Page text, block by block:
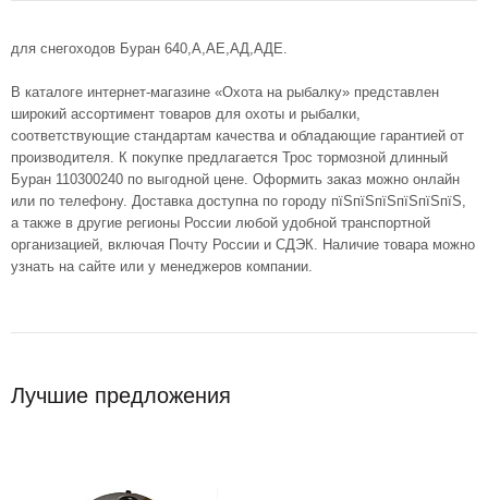
для снегоходов Буран 640,А,АЕ,АД,АДЕ.
В каталоге интернет-магазине «Охота на рыбалку» представлен
широкий ассортимент товаров для охоты и рыбалки,
соответствующие стандартам качества и обладающие гарантией от
производителя. К покупке предлагается Трос тормозной длинный
Буран 110300240 по выгодной цене. Оформить заказ можно онлайн
или по телефону. Доставка доступна по городу пїЅпїЅпїЅпїЅпїЅпїЅ,
а также в другие регионы России любой удобной транспортной
организацией, включая Почту России и СДЭК. Наличие товара можно
узнать на сайте или у менеджеров компании.
Лучшие предложения